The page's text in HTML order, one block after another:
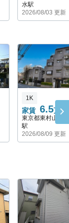
水駅
2026/08/03 更新
家賃 6.5万円
1K
東京都東村山市
駅
2026/08/09 更新